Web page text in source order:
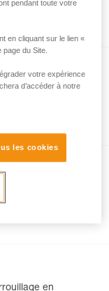
LOCK
en
pendant toute votre
en cliquant sur le lien «
du Site.
votre expérience
d’accéder à notre
les cookies